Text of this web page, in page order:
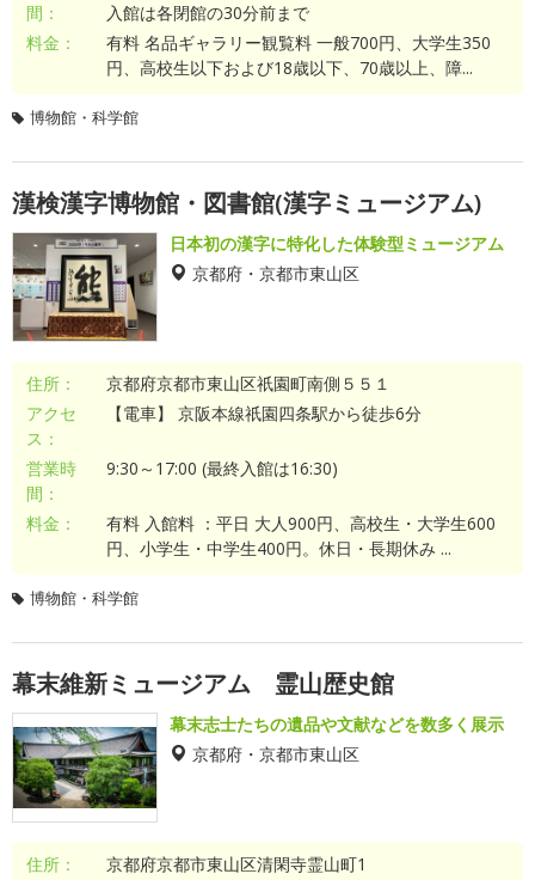
間：
入館は各閉館の30分前まで
料金：
有料 名品ギャラリー観覧料 一般700円、大学生350
円、高校生以下および18歳以下、70歳以上、障...
博物館・科学館
漢検漢字博物館・図書館(漢字ミュージアム)
日本初の漢字に特化した体験型ミュージアム
京都府・京都市東山区
住所：
京都府京都市東山区祇園町南側５５１
アクセ
ス：
【電車】 京阪本線祇園四条駅から徒歩6分
営業時
間：
9:30～17:00 (最終入館は16:30)
料金：
有料 入館料 ：平日 大人900円、高校生・大学生600
円、小学生・中学生400円。休日・長期休み ...
博物館・科学館
幕末維新ミュージアム 霊山歴史館
幕末志士たちの遺品や文献などを数多く展示
京都府・京都市東山区
住所：
京都府京都市東山区清閑寺霊山町1